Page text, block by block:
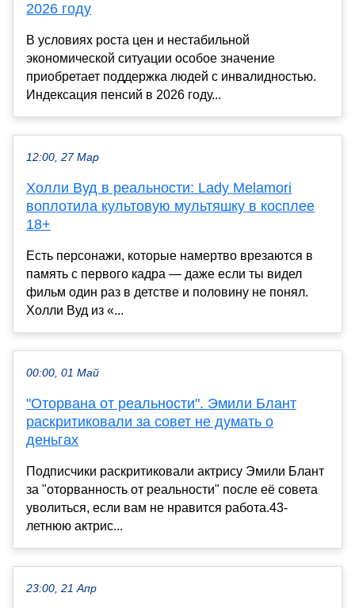
2026 году
В условиях роста цен и нестабильной
экономической ситуации особое значение
приобретает поддержка людей с инвалидностью.
Индексация пенсий в 2026 году...
12:00, 27 Мар
Холли Вуд в реальности: Lady Melamori
воплотила культовую мультяшку в косплее
18+
Есть персонажи, которые намертво врезаются в
память с первого кадра — даже если ты видел
фильм один раз в детстве и половину не понял.
Холли Вуд из «...
00:00, 01 Май
"Оторвана от реальности". Эмили Блант
раскритиковали за совет не думать о
деньгах
Подписчики раскритиковали актрису Эмили Блант
за "оторванность от реальности" после её совета
уволиться, если вам не нравится работа.43-
летнюю актрис...
23:00, 21 Апр